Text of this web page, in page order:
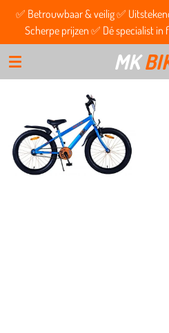
Ga
direct
naar
de
hoofdinhoud
MK
✅ Betrouwbaar & veilig ✅
Scherpe prijzen ✅ Dé specialist